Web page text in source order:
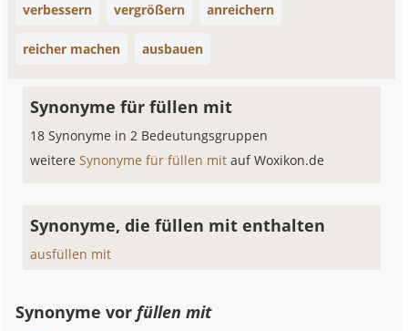
verbessern vergrößern anreichern
reicher machen ausbauen
Synonyme für füllen mit
18 Synonyme in 2 Bedeutungsgruppen
weitereSynonyme für füllen mitauf Woxikon.de
Synonyme, die füllen mit enthalten
ausfüllen mit
Synonyme vorfüllen mit